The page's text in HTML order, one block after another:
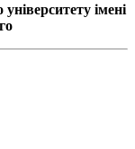
імені